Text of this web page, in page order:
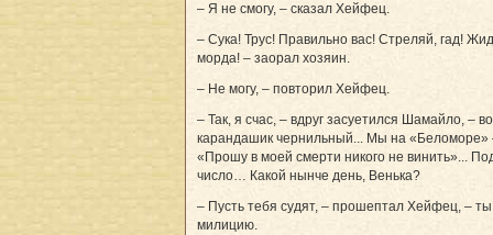
– Я не смогу, – сказал Хейфец.
– Сука! Трус! Правильно вас! Стреляй, гад!
морда! – заорал хозяин.
– Не могу, – повторил Хейфец.
– Так, я счас, – вдруг засуетился Шамайло, –
карандашик чернильный... Мы на «Беломоре»
«Прошу в моей смерти никого не винить»...
число… Какой нынче день, Венька?
– Пусть тебя судят, – прошептал Хейфец, –
милицию.